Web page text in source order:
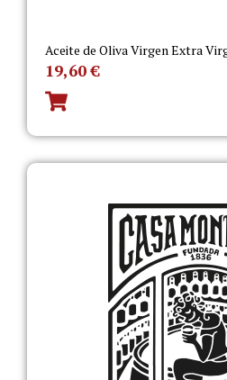
Aceite de Oliva Virgen Extra
19,60€